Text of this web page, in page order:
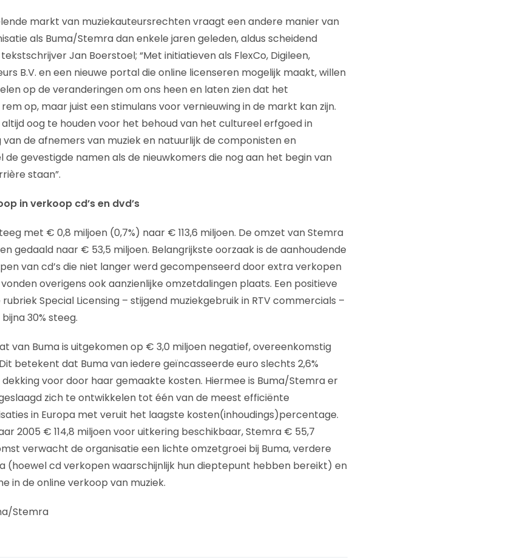
markt van muziekauteursrechten vraagt een andere manier van
als Buma/Stemra dan enkele jaren geleden, aldus scheidend
Jan Boerstoel; “Met initiatieven als FlexCo, Digileen,
B.V. en een nieuwe portal die online licenseren mogelijk maakt, willen
op de veranderingen om ons heen en laten zien dat het
op, maar juist een stimulans voor vernieuwing in de markt kan zijn.
altijd oog te houden voor het behoud van het cultureel erfgoed in
de afnemers van muziek en natuurlijk de componisten en
de gevestigde namen als de nieuwkomers die nog aan het begin van
staan”.
in verkoop cd’s en dvd’s
met € 0,8 miljoen (0,7%) naar € 113,6 miljoen. De omzet van Stemra
gedaald naar € 53,5 miljoen. Belangrijkste oorzaak is de aanhoudende
van cd’s die niet langer werd gecompenseerd door extra verkopen
overigens ook aanzienlijke omzetdalingen plaats. Een positieve
Special Licensing – stijgend muziekgebruik in RTV commercials –
30% steeg.
van Buma is uitgekomen op € 3,0 miljoen negatief, overeenkomstig
betekent dat Buma van iedere geïncasseerde euro slechts 2,6%
voor door haar gemaakte kosten. Hiermee is Buma/Stemra er
zich te ontwikkelen tot één van de meest efficiënte
in Europa met veruit het laagste kosten(inhoudings)percentage.
2005 € 114,8 miljoen voor uitkering beschikbaar, Stemra € 55,7
verwacht de organisatie een lichte omzetgroei bij Buma, verdere
(hoewel cd verkopen waarschijnlijk hun dieptepunt hebben bereikt) en
in de online verkoop van muziek.
Stemra